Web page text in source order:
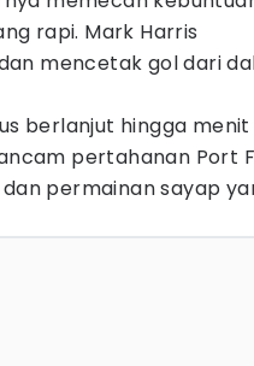
rapi. Mark Harris
mencetak gol dari
berlanjut hingga
pertahanan Port
permainan sayap